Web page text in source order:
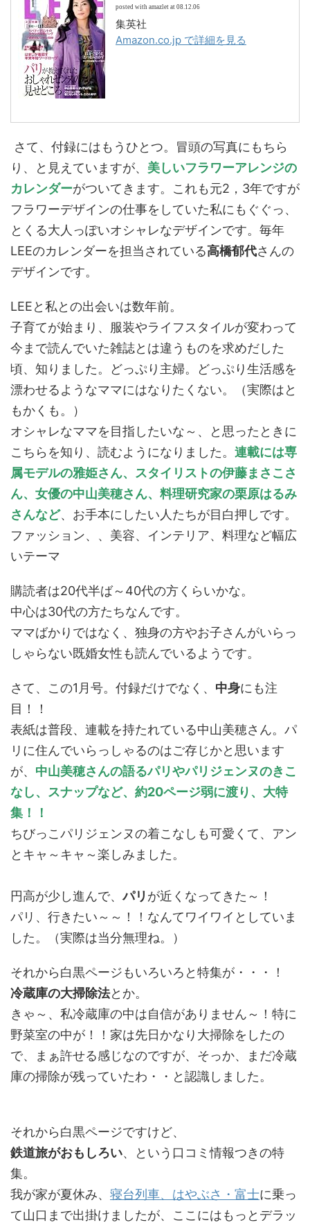
posted with amazlet at 08.12.06
集英社
Amazon.co.jp で詳細を見る
さて、付録にはもうひとつ。冒頭の写真にもちら
り、と見えていますが、 美しいフラワーアレンジの
カレンダーがついてきます。これも元2，3年ですが
フラワーデザインの仕事をしていた私にもぐぐっ、
とくる大人っぽいオシャレなデザインです。毎年
LEEのカレンダーを担当されている高橋郁代さんの
デザインです。
LEEと私との出会いは数年前。
子育てが始まり、服装やライフスタイルが変わって
今まで読んでいた雑誌とは違うものを求めだした
頃、知りました。どっぷり主婦。どっぷり生活感を
漂わせるようなママにはなりたくない。（実際はと
もかくも。）
オシャレなママを目指したいな～、と思ったときに
こちらを知り、読むようになりました。 連載には専
属モデルの雅姫さん、スタイリストの伊藤まさこさ
ん、女優の中山美穂さん、料理研究家の栗原はるみ
さんなど、お手本にしたい人たちが目白押しです。
ファッション、、美容、インテリア、料理など幅広
いテーマ
購読者は20代半ば～40代の方くらいかな。
中心は30代の方たちなんです。
ママばかりではなく、独身の方やお子さんがいらっ
しゃらない既婚女性も読んでいるようです。
さて、この1月号。付録だけでなく、 中身にも注
目！！
表紙は普段、連載を持たれている中山美穂さん。パ
リに住んでいらっしゃるのはご存じかと思います
が、 中山美穂さんの語るパリやパリジェンヌのきこ
なし、スナップなど、約20ページ弱に渡り、大特
集！！
ちびっこパリジェンヌの着こなしも可愛くて、アン
とキャ～キャ～楽しみました。
円高が少し進んで、パリ が近くなってきた～！
パリ、行きたい～～！！なんてワイワイとしていま
した。（実際は当分無理ね。）
それから白黒ページもいろいろと特集が・・・！
冷蔵庫の大掃除法とか。
きゃ～、私冷蔵庫の中は自信がありません～！特に
野菜室の中が！！家は先日かなり大掃除をしたの
で、まぁ許せる感じなのですが、そっか、まだ冷蔵
庫の掃除が残っていたわ・・と認識しました。
それから白黒ページですけど、
鉄道旅がおもしろい、という口コミ情報つきの特
集。
我が家が夏休み、 寝台列車、はやぶさ・富士に乗っ
て山口まで出掛けましたが、ここにはもっとデラッ